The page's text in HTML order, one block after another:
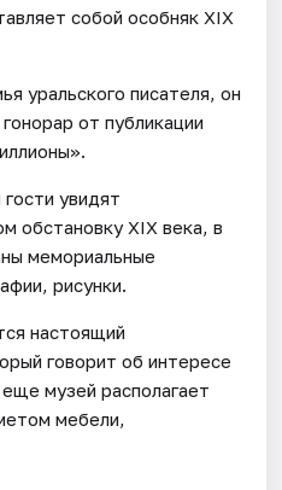
собой особняк XIX
уральского писателя, он
от публикации
увидят
обстановку XIX века, в
мемориальные
рисунки.
настоящий
говорит об интересе
музей располагает
мебели,